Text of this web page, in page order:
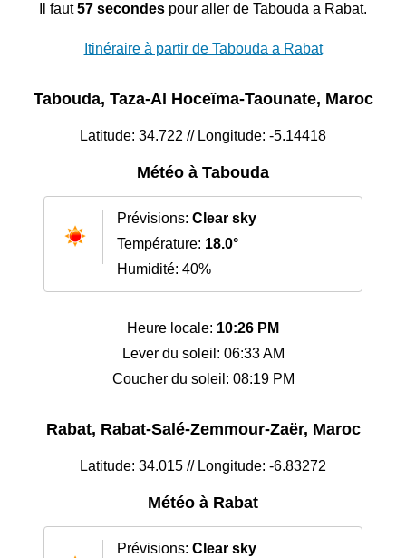
Il faut57 secondes pour aller de Tabouda a Rabat.
Itinéraire à partir de Tabouda a Rabat
Tabouda, Taza-Al Hoceïma-Taounate, Maroc
Latitude: 34.722 // Longitude: -5.14418
Météo à Tabouda
Prévisions: Clear sky
Température: 18.0°
Humidité: 40%
Heure locale: 10:26 PM
Lever du soleil: 06:33 AM
Coucher du soleil: 08:19 PM
Rabat, Rabat-Salé-Zemmour-Zaër, Maroc
Latitude: 34.015 // Longitude: -6.83272
Météo à Rabat
Prévisions: Clear sky